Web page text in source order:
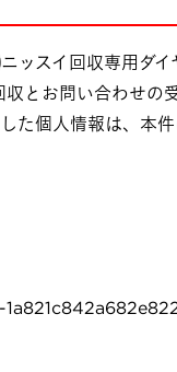
スイ回収専用ダイ
お問い合わせの
た個人情報は、本